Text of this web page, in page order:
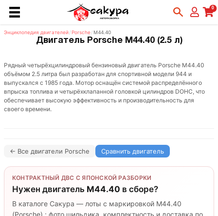
0
Энциклопедия двигателей/ Porsche/ M44.40
Двигатель Porsche M44.40 (2.5 л)
Рядный четырёхцилиндровый бензиновый двигатель Porsche M44.40
объёмом 2.5 литра был разработан для спортивной модели 944 и
выпускался с 1985 года. Мотор оснащён системой распределённого
впрыска топлива и четырёхклапанной головкой цилиндров DOHC, что
обеспечивает высокую эффективность и производительность для
своего времени.
← Все двигатели Porsche Сравнить двигатель
КОНТРАКТНЫЙ ДВС С ЯПОНСКОЙ РАЗБОРКИ
Нужен двигатель M44.40 в сборе?
В каталоге Сакура — лоты с маркировкой M44.40
(Porsche) : фото шильдика, комплектность и доставка по